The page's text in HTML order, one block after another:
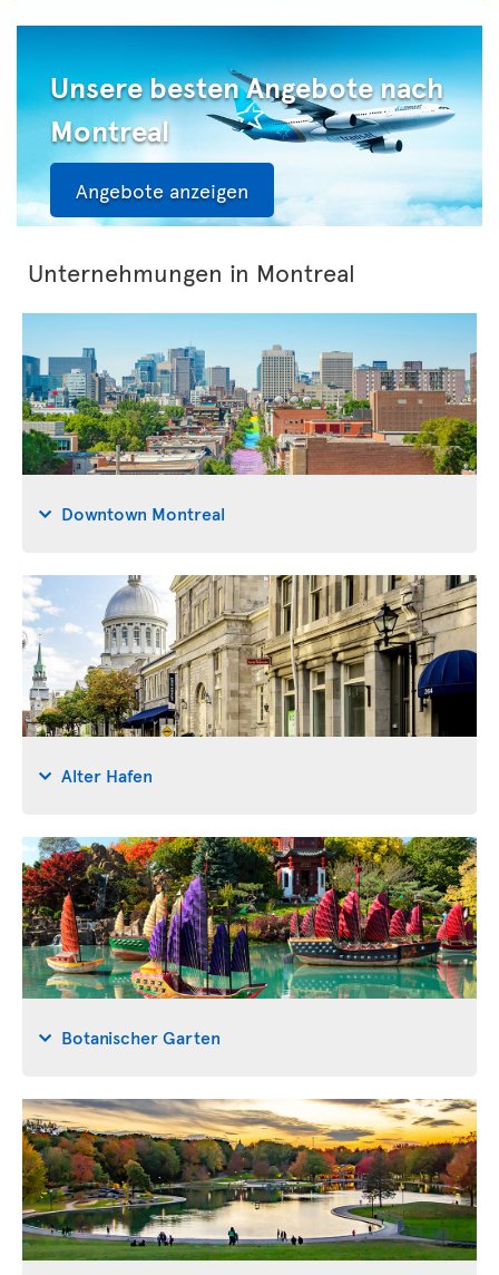
Unsere besten Angebote nach
Montreal
Angebote anzeigen
Unternehmungen in Montreal
Downtown Montreal
Alter Hafen
Botanischer Garten